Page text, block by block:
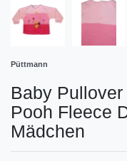
Püttmann
Baby
Pooh Fleece
Mädchen